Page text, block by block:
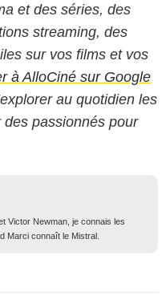
et des séries, des
streaming, des
sur vos films et vos
à AlloCiné sur Google
au quotidien les
des passionnés pour
Victor Newman, je connais les
Marci connaît le Mistral.